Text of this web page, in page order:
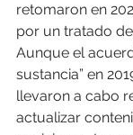
retomaron en
por un tratado
Aunque el
sustancia” en
llevaron a cabo
actualizar